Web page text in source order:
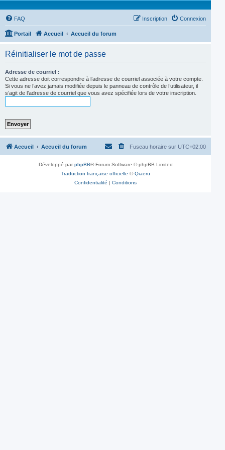
FAQ Connexion
Inscription
Portail Accueil Accueil du forum
Réinitialiser le mot de passe
Adresse de courriel :
Cette adresse doit correspondre à l’adresse de courriel associée à votre compte.
Si vous ne l’avez jamais modifiée depuis le panneau de contrôle de l’utilisateur, il
s’agit de l’adresse de courriel que vous avez spécifiée lors de votre inscription.
Accueil Accueil du forum Fuseau horaire sur UTC+02:00
Développé parphpBB® Forum Software © phpBB Limited
Traduction française officielle ©Qiaeru
Confidentialité | Conditions